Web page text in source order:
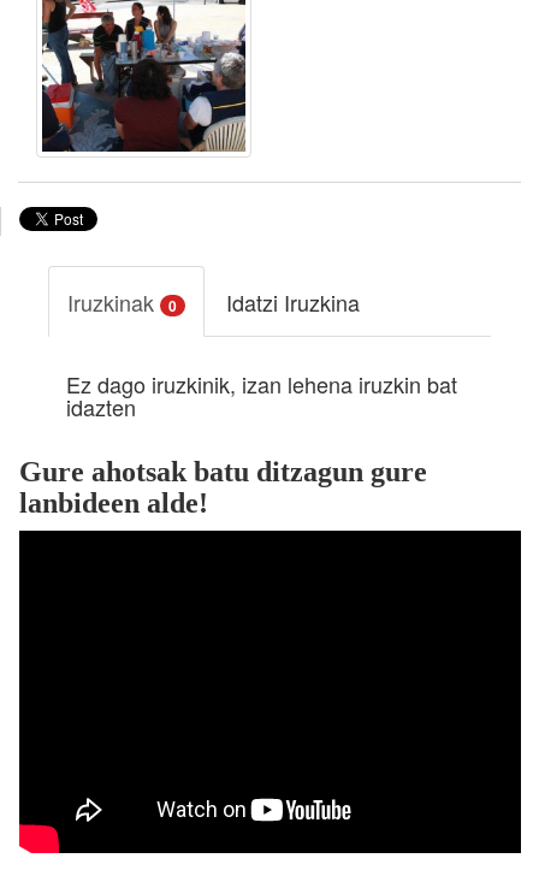
Iruzkinak 0 Idatzi Iruzkina
Ez dago iruzkinik, izan lehena iruzkin bat
idazten
Gure ahotsak batu ditzagun gure
lanbideen alde!